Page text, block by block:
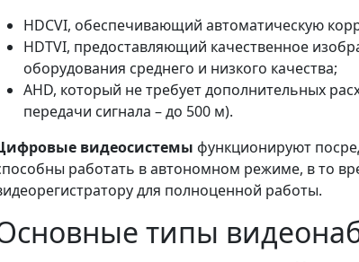
HDCVI, обеспечивающий автоматическую
HDTVI, предоставляющий качественное
оборудования среднего и низкого качества;
AHD, который не требует дополнительных
передачи сигнала – до 500 м).
видеосистемы функционируют
работать в автономном режиме, в то
для полноценной работы.
типы